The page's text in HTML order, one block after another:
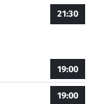
21:30
19:00
19:00